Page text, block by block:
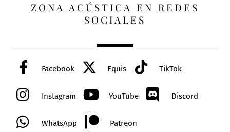
ZONA ACÚSTICA EN REDES
SOCIALES
Facebook Equis TikTok
Instagram YouTube Discord
WhatsApp Patreon